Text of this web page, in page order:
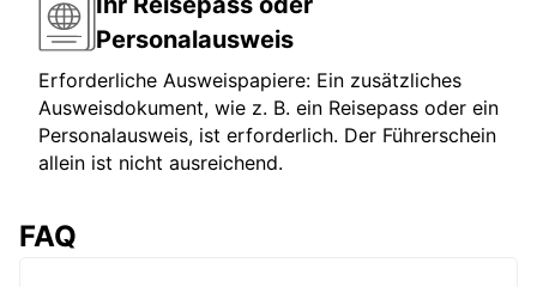
Personalausweis
Erforderliche Ausweispapiere: Ein zusätzliches
Ausweisdokument, wie z. B. ein Reisepass oder ein
Personalausweis, ist erforderlich. Der Führerschein
allein ist nicht ausreichend.
FAQ